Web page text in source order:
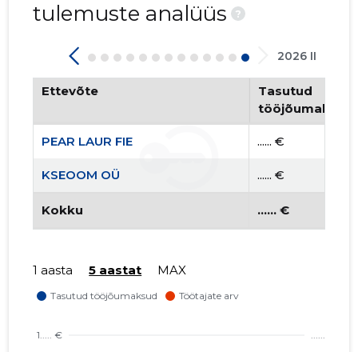
tulemuste analüüs
?
2026 II
Ettevõte
Tasutud
tööjõumaksud
PEAR LAUR FIE ...... €
KSEOOM OÜ ...... €
Kokku ...... €
1 aasta 5 aastat MAX